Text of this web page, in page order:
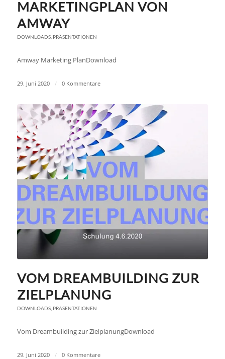
MARKETINGPLAN VON
AMWAY
DOWNLOADS, PRÄSENTATIONEN
Amway Marketing PlanDownload
29. Juni 2020 / 0 Kommentare
VOM DREAMBUILDING ZUR
ZIELPLANUNG
DOWNLOADS, PRÄSENTATIONEN
Vom Dreambuilding zur ZielplanungDownload
29. Juni 2020 / 0 Kommentare